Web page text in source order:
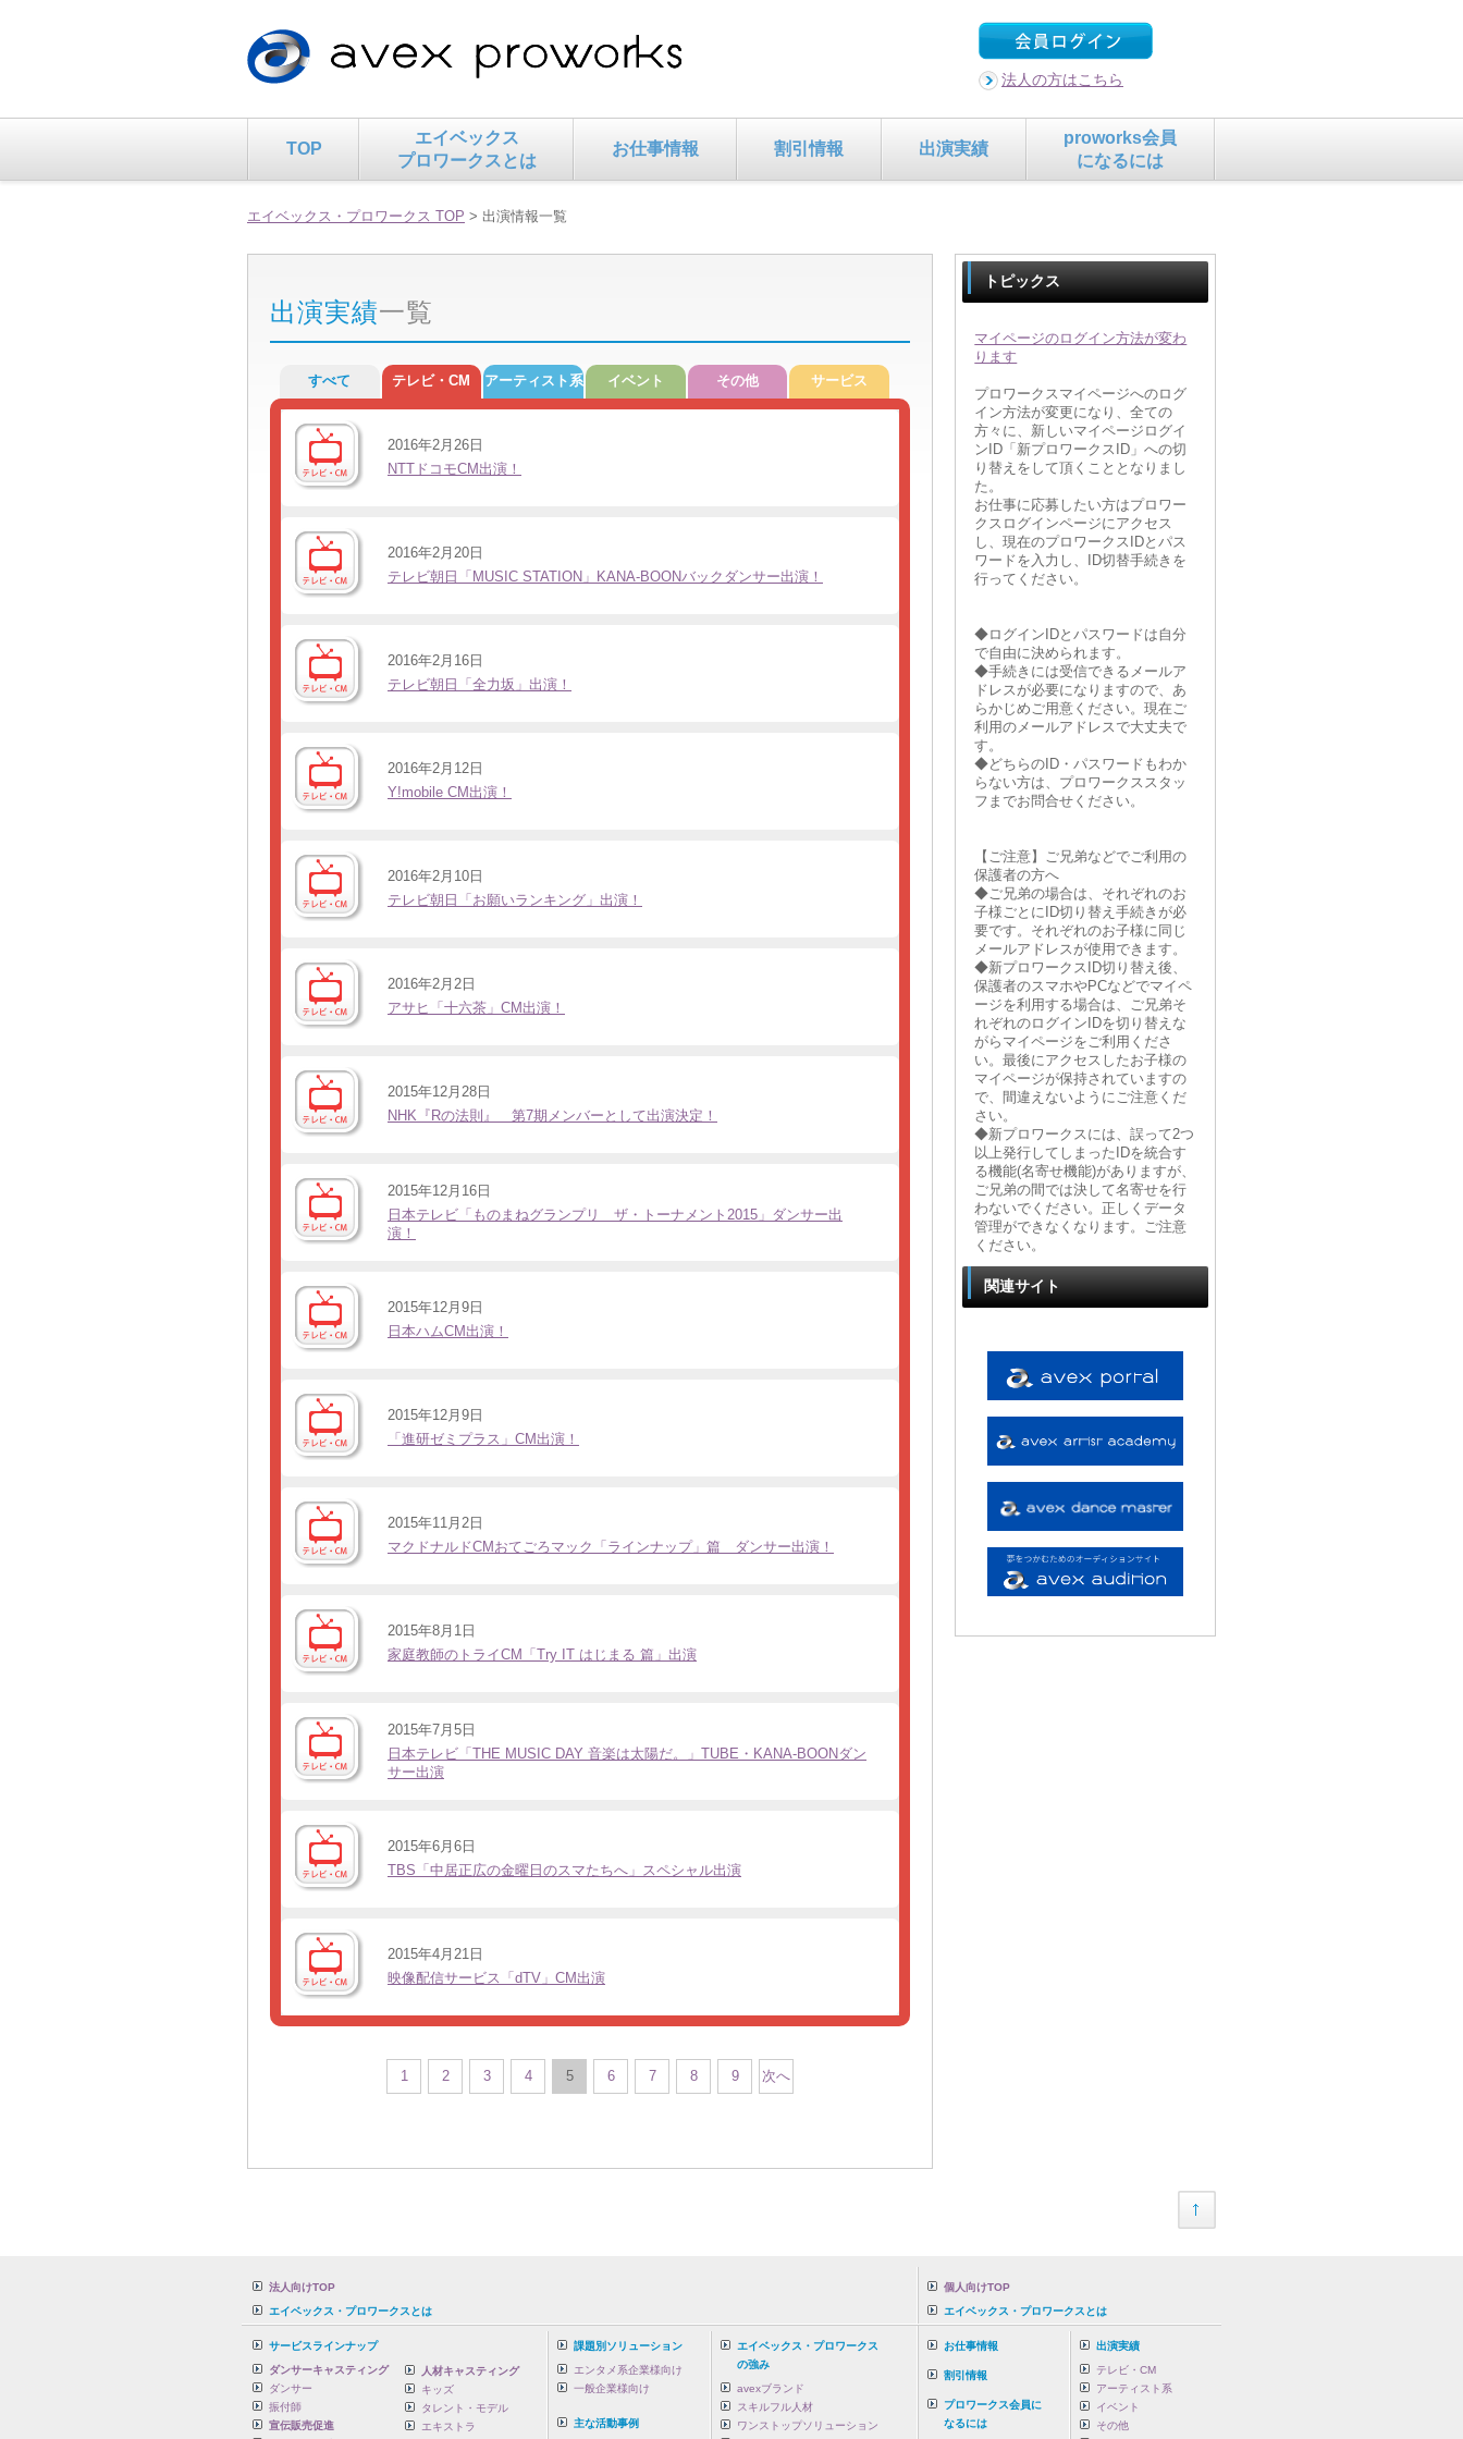
法人の方はこちら
TOP
エイベックス
プロワークスとは
お仕事情報 割引情報 出演実績
proworks会員
になるには
エイベックス・プロワークス TOP > 出演情報一覧
出演実績一覧
すべて テレビ・CM アーティスト系 イベント その他 サービス
2016年2月26日
NTTドコモCM出演！
2016年2月20日
テレビ朝日「MUSIC STATION」KANA-BOONバックダンサー出演！
2016年2月16日
テレビ朝日「全力坂」出演！
2016年2月12日
Y!mobile CM出演！
2016年2月10日
テレビ朝日「お願いランキング」出演！
2016年2月2日
アサヒ「十六茶」CM出演！
2015年12月28日
NHK『Rの法則』 第7期メンバーとして出演決定！
2015年12月16日
日本テレビ「ものまねグランプリ ザ・トーナメント2015」ダンサー出
演！
2015年12月9日
日本ハムCM出演！
2015年12月9日
「進研ゼミプラス」CM出演！
2015年11月2日
マクドナルドCMおてごろマック「ラインナップ」篇 ダンサー出演！
2015年8月1日
家庭教師のトライCM「Try IT はじまる 篇」出演
2015年7月5日
日本テレビ「THE MUSIC DAY 音楽は太陽だ。」TUBE・KANA-BOONダン
サー出演
2015年6月6日
TBS「中居正広の金曜日のスマたちへ」スペシャル出演
2015年4月21日
映像配信サービス「dTV」CM出演
1 2 3 4 5 6 7 8 9 次へ
トピックス
マイページのログイン方法が変わ
ります
プロワークスマイページへのログ
イン方法が変更になり、全ての
方々に、新しいマイページログイ
ンID「新プロワークスID」への切
り替えをして頂くこととなりまし
た。
お仕事に応募したい方はプロワー
クスログインページにアクセス
し、現在のプロワークスIDとパス
ワードを入力し、ID切替手続きを
行ってください。
◆ログインIDとパスワードは自分
で自由に決められます。
◆手続きには受信できるメールア
ドレスが必要になりますので、あ
らかじめご用意ください。現在ご
利用のメールアドレスで大丈夫で
す。
◆どちらのID・パスワードもわか
らない方は、プロワークススタッ
フまでお問合せください。
【ご注意】ご兄弟などでご利用の
保護者の方へ
◆ご兄弟の場合は、それぞれのお
子様ごとにID切り替え手続きが必
要です。それぞれのお子様に同じ
メールアドレスが使用できます。
◆新プロワークスID切り替え後、
保護者のスマホやPCなどでマイペ
ージを利用する場合は、ご兄弟そ
れぞれのログインIDを切り替えな
がらマイページをご利用くださ
い。最後にアクセスしたお子様の
マイページが保持されていますの
で、間違えないようにご注意くだ
さい。
◆新プロワークスには、誤って2つ
以上発行してしまったIDを統合す
る機能(名寄せ機能)がありますが、
ご兄弟の間では決して名寄せを行
わないでください。正しくデータ
管理ができなくなります。ご注意
ください。
関連サイト
法人向けTOP
エイベックス・プロワークスとは
サービスラインナップ
ダンサーキャスティング
ダンサー
振付師
宣伝販売促進
人材キャスティング
キッズ
タレント・モデル
エキストラ
課題別ソリューション
エンタメ系企業様向け
一般企業様向け
主な活動事例
エイベックス・プロワークス
の強み
avexブランド
スキルフル人材
ワンストップソリューション
個人向けTOP
エイベックス・プロワークスとは
お仕事情報
割引情報
プロワークス会員に
なるには
出演実績
テレビ・CM
アーティスト系
イベント
その他